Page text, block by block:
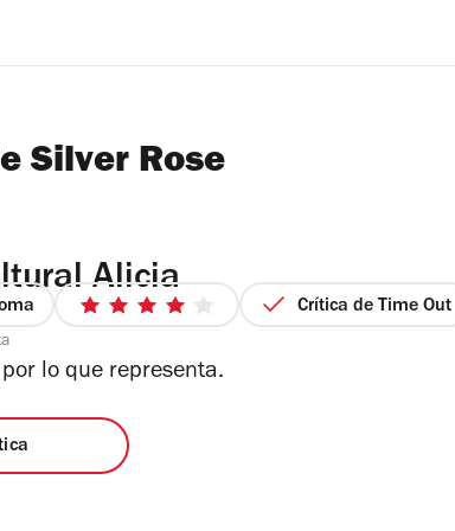
Silver Rose
Alicia
4
5
Crítica de Time Out
lo que representa.